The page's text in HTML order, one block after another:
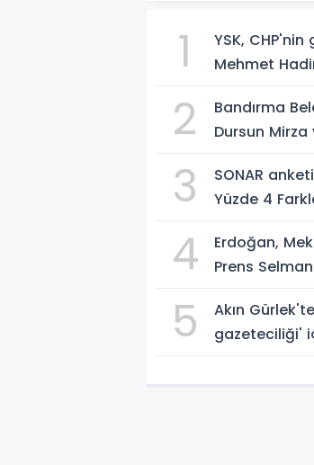
1
YSK, CHP'nin
Mehmet
temsilcisi
2
Bandırma
Dursun Mirza
geçti!
3
SONAR
Yüzde 4
4
Erdoğan,
Prens
5
Akın
gazeteciliği'